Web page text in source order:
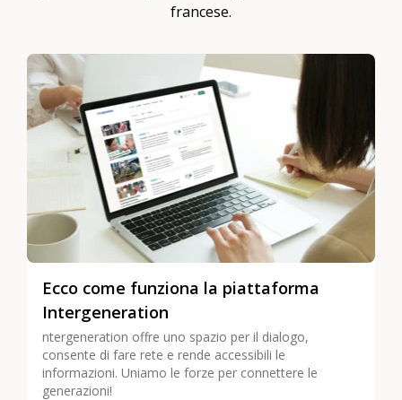
francese.
Ecco come funziona la piattaforma
Intergeneration
ntergeneration offre uno spazio per il dialogo,
consente di fare rete e rende accessibili le
informazioni. Uniamo le forze per connettere le
generazioni!